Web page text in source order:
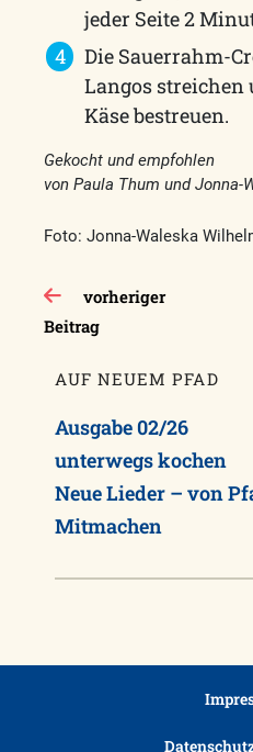
jeder Seite 2
Die Sauerrahm-
Langos streichen
Käse bestreuen.
Gekocht und empfohlen
von Paula Thum und Jonna-
Foto: Jonna-Waleska
Beitragsnavigation
vorheriger
Beitrag
AUF NEUEM PFAD
Ausgabe 02/26
unterwegs kochen
Neue Lieder – von
Mitmachen